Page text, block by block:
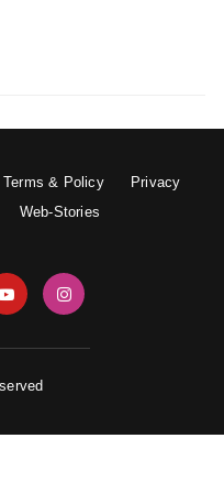
हमारे देश की विविधता और
ने किया युवाओं को प्रेरित
Terms & Policy
Privacy
Web-Stories